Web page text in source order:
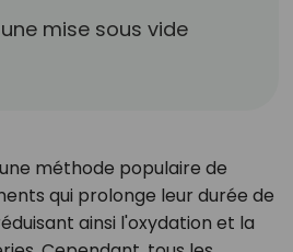
mise sous vide
méthode populaire de
qui prolonge leur durée de
ainsi l'oxydation et la